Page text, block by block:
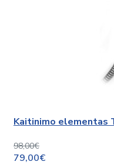
Kaitinimo elementas
98,00€
79,00€